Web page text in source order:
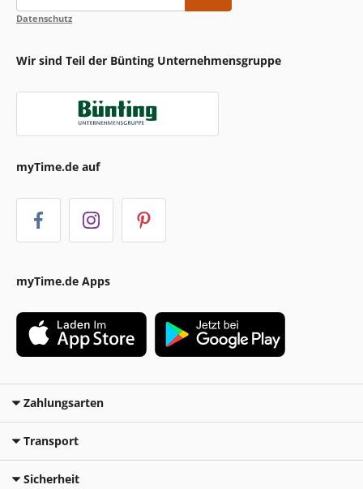
Datenschutz
Wir sind Teil der Bünting Unternehmensgruppe
myTime.de auf
myTime.de Apps
Zahlungsarten
Transport
Sicherheit